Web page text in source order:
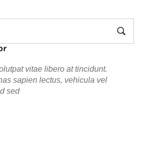
vitae libero at tincidunt.
sapien lectus, vehicula vel
sed